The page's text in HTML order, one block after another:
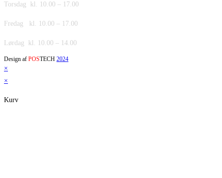
Torsdag kl. 10.00 – 17.00
Fredag kl. 10.00 – 17.00
Lørdag kl. 10.00 – 14.00
Design af POSTECH 2024
×
×
Kurv